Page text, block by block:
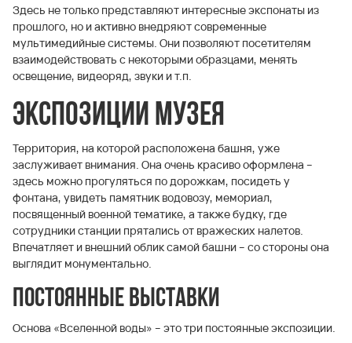
Здесь не только представляют интересные экспонаты из
прошлого, но и активно внедряют современные
мультимедийные системы. Они позволяют посетителям
взаимодействовать с некоторыми образцами, менять
освещение, видеоряд, звуки и т.п.
Экспозиции музея
Территория, на которой расположена башня, уже
заслуживает внимания. Она очень красиво оформлена –
здесь можно прогуляться по дорожкам, посидеть у
фонтана, увидеть памятник водовозу, мемориал,
посвященный военной тематике, а также будку, где
сотрудники станции прятались от вражеских налетов.
Впечатляет и внешний облик самой башни – со стороны она
выглядит монументально.
Постоянные выставки
Основа «Вселенной воды» – это три постоянные экспозиции.